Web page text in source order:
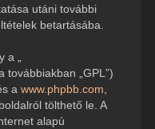
utáni további
betartásába.
„
továbbiakban „GPL”)
a www.phpbb.com
tölthető le. A
alapú